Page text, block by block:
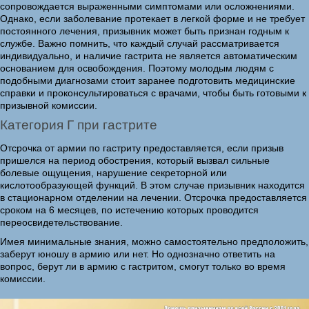
сопровождается выраженными симптомами или осложнениями.
Однако, если заболевание протекает в легкой форме и не требует
постоянного лечения, призывник может быть признан годным к
службе. Важно помнить, что каждый случай рассматривается
индивидуально, и наличие гастрита не является автоматическим
основанием для освобождения. Поэтому молодым людям с
подобными диагнозами стоит заранее подготовить медицинские
справки и проконсультироваться с врачами, чтобы быть готовыми к
призывной комиссии.
Категория Г при гастрите
Отсрочка от армии по гастриту предоставляется, если призыв
пришелся на период обострения, который вызвал сильные
болевые ощущения, нарушение секреторной или
кислотообразующей функций. В этом случае призывник находится
в стационарном отделении на лечении. Отсрочка предоставляется
сроком на 6 месяцев, по истечению которых проводится
переосвидетельствование.
Имея минимальные знания, можно самостоятельно предположить,
заберут юношу в армию или нет. Но однозначно ответить на
вопрос, берут ли в армию с гастритом, смогут только во время
комиссии.